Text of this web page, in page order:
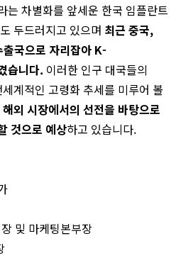
는 차별화를 앞세운 한국 임플란트
두드러지고 있으며 최근 중국,
국으로 자리잡아 K-
습니다. 이러한 인구 대국들의
계적인 고령화 추세를 미루어 볼
외 시장에서의 선전을 바탕으로
것으로 예상하고 있습니다.
및 마케팅본부장